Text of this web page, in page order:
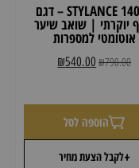
STYLANCE 1400V – דגם
יוקרתי | שואב שיער
אוטומטי למספרות
₪790.00
₪540.00
+לקבל הצעת מחיר
הוספה לסל